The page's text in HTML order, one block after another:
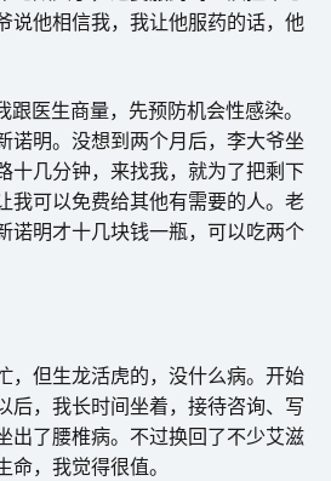
说他相信我，我让他服药的话，他
医生商量，先预防机会性感染。
诺明。没想到两个月后，李大爷坐
十几分钟，来找我，就为了把剩下
我可以免费给其他有需要的人。老
诺明才十几块钱一瓶，可以吃两个
，但生龙活虎的，没什么病。开始
后，我长时间坐着，接待咨询、写
出了腰椎病。不过换回了不少艾滋
，我觉得很值。